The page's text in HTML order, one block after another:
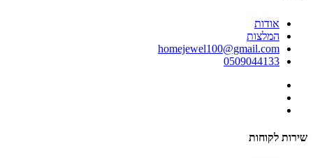
אודות
המלצות
homejewel100@gmail.com
0509044133
שירות לקוחות